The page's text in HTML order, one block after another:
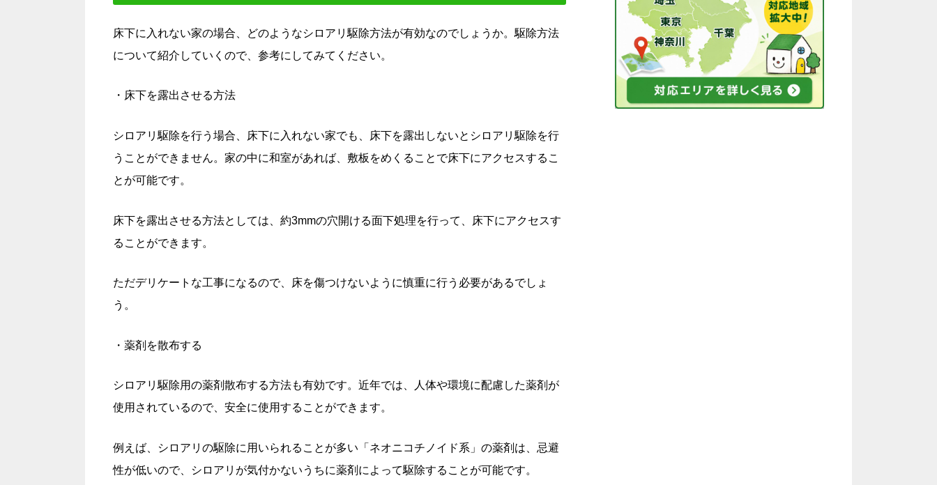
床下に入れない家の場合、どのようなシロアリ駆除方法が有効なのでしょうか。駆除方法
について紹介していくので、参考にしてみてください。
・床下を露出させる方法
シロアリ駆除を行う場合、床下に入れない家でも、床下を露出しないとシロアリ駆除を行
うことができません。家の中に和室があれば、敷板をめくることで床下にアクセスするこ
とが可能です。
床下を露出させる方法としては、約3mmの穴開ける面下処理を行って、床下にアクセスす
ることができます。
ただデリケートな工事になるので、床を傷つけないように慎重に行う必要があるでしょ
う。
・薬剤を散布する
シロアリ駆除用の薬剤散布する方法も有効です。近年では、人体や環境に配慮した薬剤が
使用されているので、安全に使用することができます。
例えば、シロアリの駆除に用いられることが多い「ネオニコチノイド系」の薬剤は、忌避
性が低いので、シロアリが気付かないうちに薬剤によって駆除することが可能です。